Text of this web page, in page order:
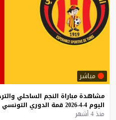
مباشر
مشاهدة مباراة النجم الساحلي
اليوم 4-4-2026 قمة الدوري التونسي
منذ 4 أشهر